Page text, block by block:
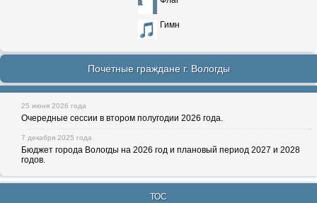
Гимн
Почетные граждане г. Вологды
25 июня 2026 года
Очередные сессии в втором полугодии 2026 года.
7 декабря 2025 года
Бюджет города Вологды на 2026 год и плановый период 2027 и 2028
годов.
ТОС